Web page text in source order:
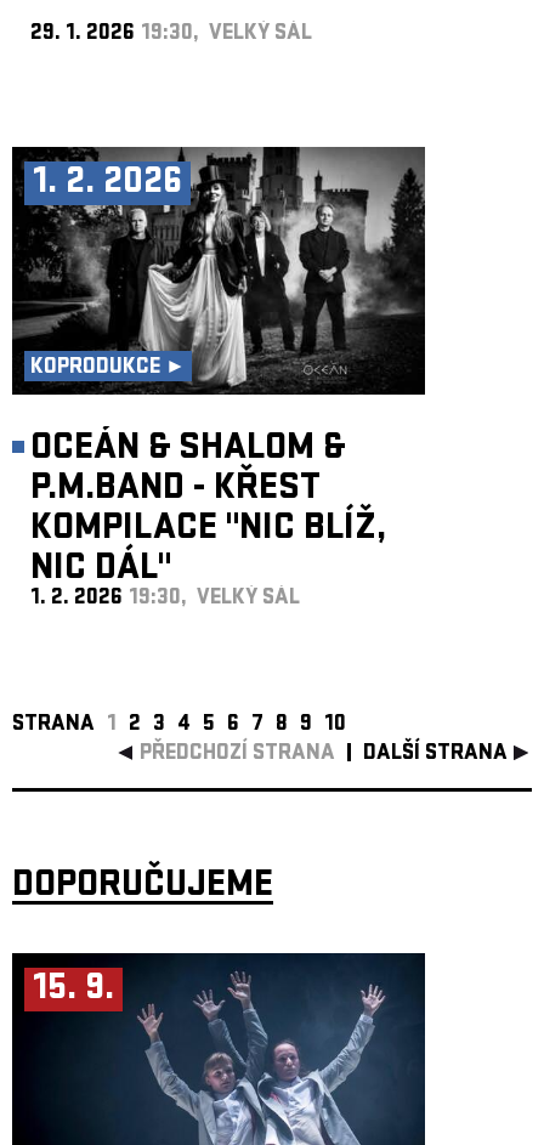
29. 1. 2026 19:30, VELKÝ SÁL
1. 2. 2026
KOPRODUKCE ►
OCEÁN & SHALOM &
P.M.BAND - KŘEST
KOMPILACE "NIC BLÍŽ,
NIC DÁL"
1. 2. 2026 19:30, VELKÝ SÁL
STRANA 1 2 3 4 5 6 7 8 9 10
PŘEDCHOZÍ STRANA
DALŠÍ STRANA
DOPORUČUJEME
15. 9.